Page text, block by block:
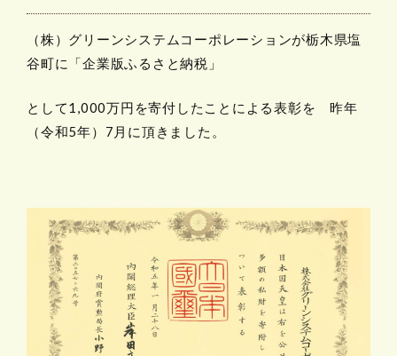
（株）グリーンシステムコーポレーションが栃木県塩
谷町に「企業版ふるさと納税」
として1,000万円を寄付したことによる表彰を 昨年
（令和5年）7月に頂きました。